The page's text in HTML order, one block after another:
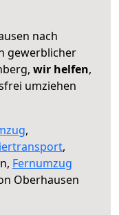
nach
gewerblicher
wir helfen,
umziehen
,
,
Fernumzug
Oberhausen